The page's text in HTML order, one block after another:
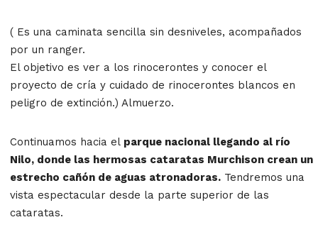
( Es una caminata sencilla sin desniveles, acompañados
por un ranger.
El objetivo es ver a los rinocerontes y conocer el
proyecto de cría y cuidado de rinocerontes blancos en
peligro de extinción.) Almuerzo.
Continuamos hacia el parque nacional llegando al río
Nilo, donde las hermosas cataratas Murchison crean un
estrecho cañón de aguas atronadoras. Tendremos una
vista espectacular desde la parte superior de las
cataratas.